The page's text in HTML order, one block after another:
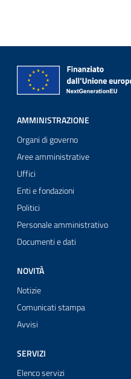
AMMINISTRAZIONE
Organi di governo
Aree amministrative
Uffici
Enti e fondazioni
Politici
Personale amministrativo
Documenti e dati
NOVITÀ
Notizie
Comunicati stampa
Avvisi
SERVIZI
Elenco servizi